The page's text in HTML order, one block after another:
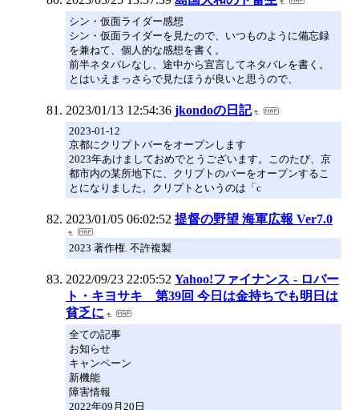
シン・仮面ライダー感想
シン・仮面ライダーを見たので、いつものように備忘録
を兼ねて、個人的な感想を書く。
前半ネタバレなし、途中から宣言してネタバレを書く。
とはいえまっさらで見たほうが良いと思うので、
2023/01/13 12:54:36 jkondoの日記
2023-01-12
京都にクリプトバーをオープンします
2023年あけましておめでとうございます。このたび、京
都市内の某所地下に、クリプトのバーをオープンするこ
とになりました。クリプトというのは「c
2023/01/05 06:02:52 提督の野望 海軍広報 Ver7.0
2023 著作権. 不許複製
2022/09/23 22:05:52 Yahoo!ファイナンス - ロバー
ト・キヨサキ 第39回 今日は金持ちでも明日は
貧乏に
全ての記事
お知らせ
キャンペーン
新機能
障害情報
2022年09月20日